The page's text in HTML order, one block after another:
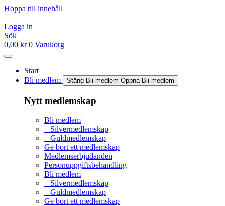
Hoppa till innehåll
Logga in
Sök
0,00 kr 0 Varukorg
Start
Bli medlem
Stäng Bli medlem Öppna Bli medlem
Nytt medlemskap
Bli medlem
– Silvermedlemskap
– Guldmedlemskap
Ge bort ett medlemskap
Medlemserbjudanden
Personuppgiftsbehandling
Bli medlem
– Silvermedlemskap
– Guldmedlemskap
Ge bort ett medlemskap